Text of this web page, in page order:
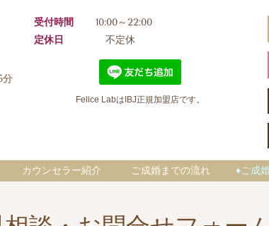
分
受付時間
10:00～22:00
定休日
不定休
Felice LabはIBJ正規加盟店です。
カウンセラー紹介 ご成婚までの流れ ♦ご成